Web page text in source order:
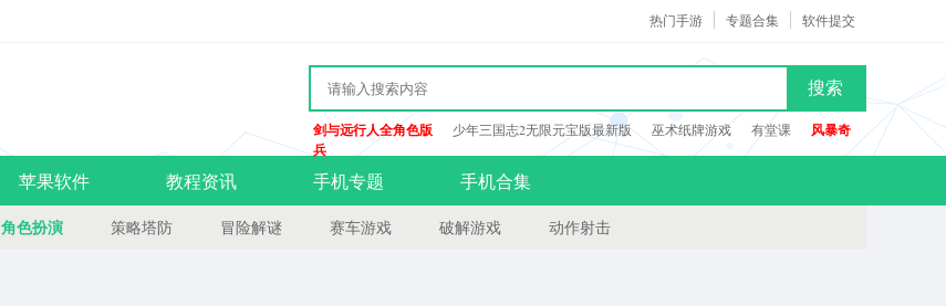
软件提交
专题合集
热门手游
搜索
剑与远行人全角色版 少年三国志2无限元宝版最新版 巫术纸牌游戏 有堂课
风暴奇
兵
苹果软件 教程资讯 手机专题 手机合集
角色扮演 策略塔防 冒险解谜 赛车游戏 破解游戏 动作射击